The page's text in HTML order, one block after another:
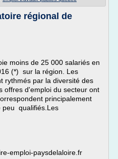
régional de
moins de 25 000 salariés en
(*) sur la région. Les
rythmés par la diversité des
offres d'emploi du secteur ont
principalement
peu qualifiés.Les
emploi-paysdelaloire.fr